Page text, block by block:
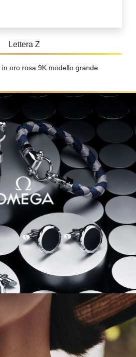
Lettera Z
oro rosa 9K modello grande